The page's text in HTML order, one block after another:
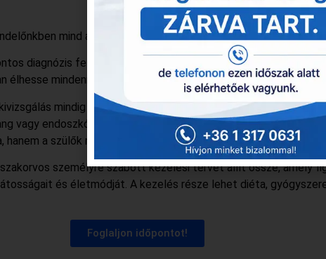
mind a gyermek, mind az Őt elkísérő szülő
diagnózis felállítása, hanem a mielőbbi tünetenyhítés is,
mindennapjait.
mindig részletes beszélgetéssel és fizikális
vagy endoszkópos vizsgálatok segíthetnek a pontos
a szülők megnyugtatása is.
személyre szabott kezelési tervet állít össze, amely
és életmódját. A kezelés része lehet diéta,
Foglaljon időpontot!